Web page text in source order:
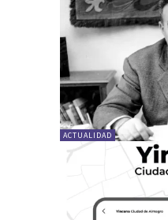
ACTUALIDAD